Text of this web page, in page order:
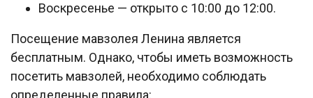
Воскресенье — открыто с 10:00 до 12:00.
Посещение мавзолея Ленина является
бесплатным. Однако, чтобы иметь возможность
посетить мавзолей, необходимо соблюдать
определенные правила: